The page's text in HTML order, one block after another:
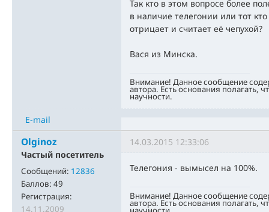
Так кто в этом вопросе более
в наличие телегонии или тот
отрицает и считает её чепухой?
Вася из Минска.
Внимание! Данное сообщение
автора. Есть основания полагать,
научности.
E-mail
Olginoz
Частый посетитель
Сообщений: 12836
Баллов: 49
Регистрация:
14.11.2009
14.03.2015 12:33:06
Телегония - вымысел на 100%.
Внимание! Данное сообщение
автора. Есть основания полагать,